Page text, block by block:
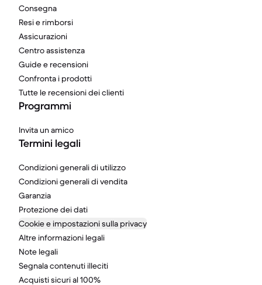
Consegna
Resi e rimborsi
Assicurazioni
Centro assistenza
Guide e recensioni
Confronta i prodotti
Tutte le recensioni dei clienti
Programmi
Invita un amico
Termini legali
Condizioni generali di utilizzo
Condizioni generali di vendita
Garanzia
Protezione dei dati
Cookie e impostazioni sulla privacy
Altre informazioni legali
Note legali
Segnala contenuti illeciti
Acquisti sicuri al 100%